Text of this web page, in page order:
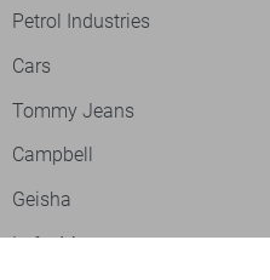
Petrol Industries
Cars
Tommy Jeans
Campbell
Geisha
Lofty Manner